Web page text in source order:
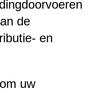
de
en
uw